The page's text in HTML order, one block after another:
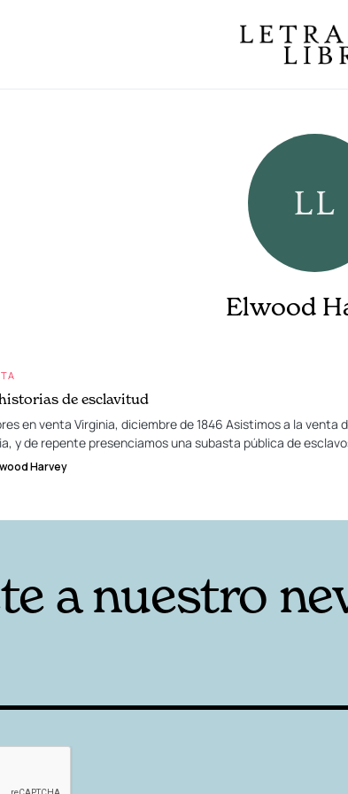
Elwood
de esclavitud
en venta Virginia, diciembre de 1846 Asistimos a la
y de repente presenciamos una subasta pública de
Harvey
a nuestro